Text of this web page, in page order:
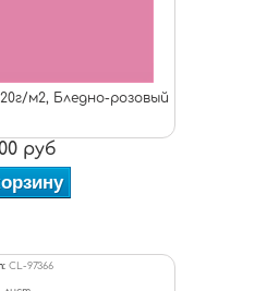
м2, Бледно-розовый
руб
CL-97366